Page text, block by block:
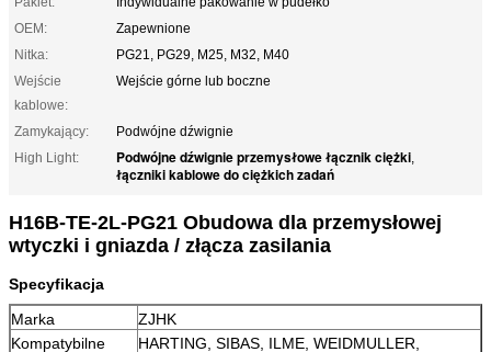
OEM:
Zapewnione
Nitka:
PG21, PG29, M25, M32, M40
Wejście
kablowe:
Wejście górne lub boczne
Zamykający:
Podwójne dźwignie
High Light:
Podwójne dźwignie przemysłowe łącznik ciężki,
łączniki kablowe do ciężkich zadań
H16B-TE-2L-PG21 Obudowa dla przemysłowej
wtyczki i gniazda / złącza zasilania
Specyfikacja
Marka
ZJHK
Kompatybilne
HARTING, SIBAS, ILME, WEIDMULLER,